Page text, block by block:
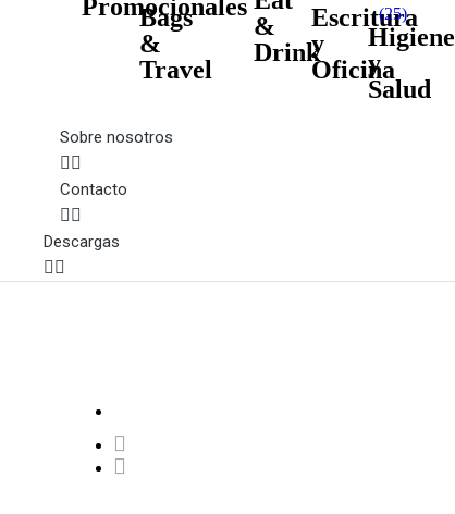
Promocionales
Bags
&
Travel
&
Drink
Escritura
y
Oficina
Higiene
y
Salud
Sobre nosotros
Contacto
Descargas